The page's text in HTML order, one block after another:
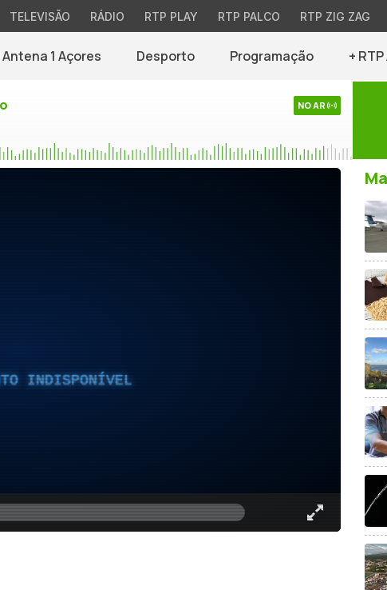
TELEVISÃO RÁDIO RTP PLAY RTP PALCO RTP ZIG ZAG
Antena 1 Açores Desporto Programação +
NO AR
INDISPONÍVEL